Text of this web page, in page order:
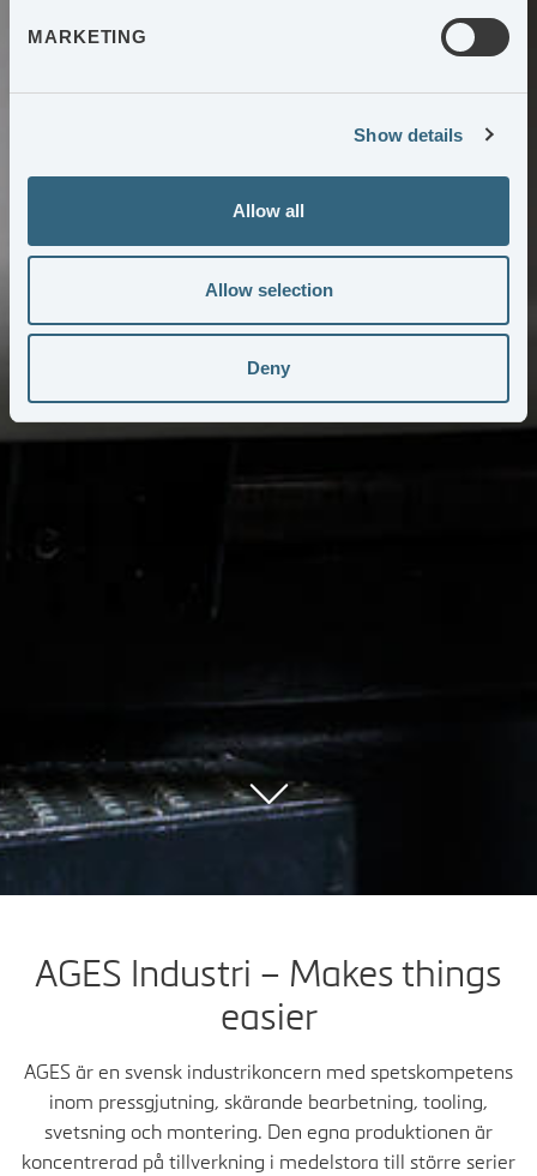
MARKETING
Show details
Allow all
Allow selection
Deny
AGES Industri – Makes things
easier
AGES är en svensk industrikoncern med spetskompetens
inom pressgjutning, skärande bearbetning, tooling,
svetsning och montering. Den egna produktionen är
koncentrerad på tillverkning i medelstora till större serier